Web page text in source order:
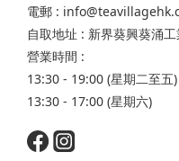
電郵 :
自取地址 : 新界葵興葵涌
營業時間 :
13:30 - 19:00 (星期二至五)
13:30 - 17:00 (星期六)